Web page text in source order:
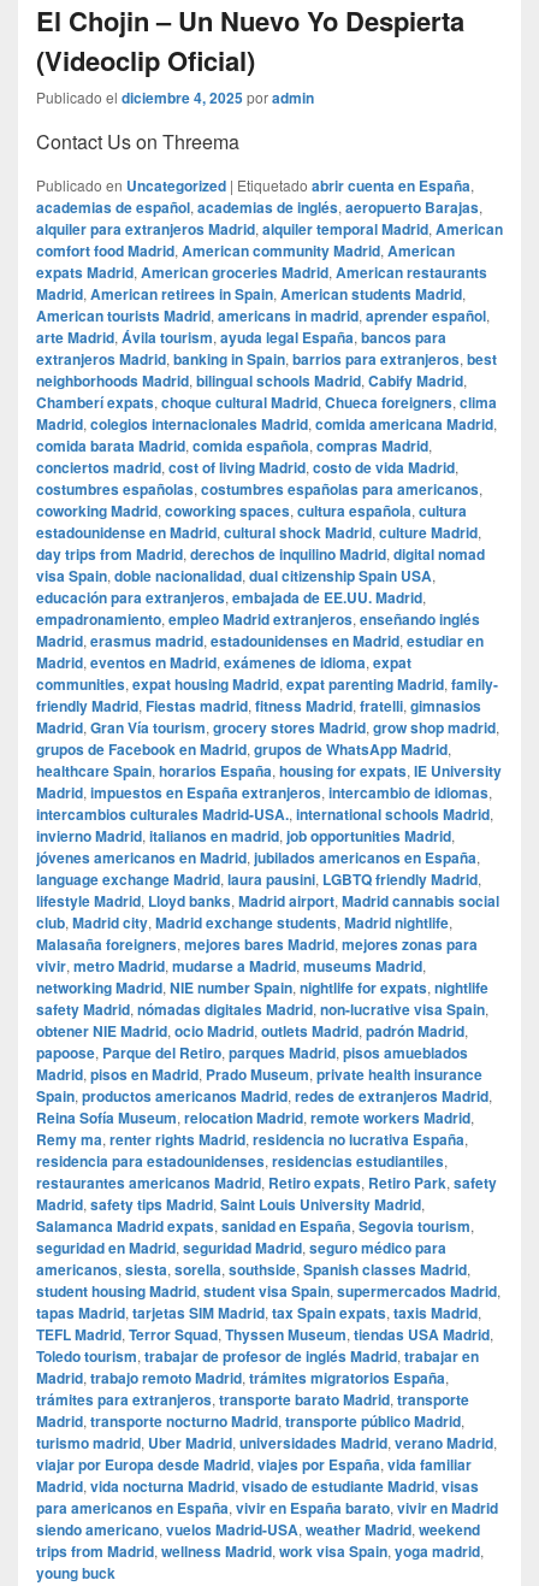
El Chojin – Un Nuevo Yo Despierta
(Videoclip Oficial)
Publicado el diciembre 4, 2025poradmin
Contact Us on Threema
Publicado en Uncategorized | Etiquetado abrir cuenta en España,
academias de español, academias de inglés, aeropuerto Barajas,
alquiler para extranjeros Madrid, alquiler temporal Madrid, American
comfort food Madrid, American community Madrid, American
expats Madrid, American groceries Madrid, American restaurants
Madrid, American retirees in Spain, American students Madrid,
American tourists Madrid, americans in madrid, aprender español,
arte Madrid, Ávila tourism, ayuda legal España, bancos para
extranjeros Madrid, banking in Spain, barrios para extranjeros, best
neighborhoods Madrid, bilingual schools Madrid, Cabify Madrid,
Chamberí expats, choque cultural Madrid, Chueca foreigners, clima
Madrid, colegios internacionales Madrid, comida americana Madrid,
comida barata Madrid, comida española, compras Madrid,
conciertos madrid, cost of living Madrid, costo de vida Madrid,
costumbres españolas, costumbres españolas para americanos,
coworking Madrid, coworking spaces, cultura española, cultura
estadounidense en Madrid, cultural shock Madrid, culture Madrid,
day trips from Madrid, derechos de inquilino Madrid, digital nomad
visa Spain, doble nacionalidad, dual citizenship Spain USA,
educación para extranjeros, embajada de EE.UU. Madrid,
empadronamiento, empleo Madrid extranjeros, enseñando inglés
Madrid, erasmus madrid, estadounidenses en Madrid, estudiar en
Madrid, eventos en Madrid, exámenes de idioma, expat
communities, expat housing Madrid, expat parenting Madrid, family-
friendly Madrid, Fiestas madrid, fitness Madrid, fratelli, gimnasios
Madrid, Gran Vía tourism, grocery stores Madrid, grow shop madrid,
grupos de Facebook en Madrid, grupos de WhatsApp Madrid,
healthcare Spain, horarios España, housing for expats, IE University
Madrid, impuestos en España extranjeros, intercambio de idiomas,
intercambios culturales Madrid-USA., international schools Madrid,
invierno Madrid, italianos en madrid, job opportunities Madrid,
jóvenes americanos en Madrid, jubilados americanos en España,
language exchange Madrid, laura pausini, LGBTQ friendly Madrid,
lifestyle Madrid, Lloyd banks, Madrid airport, Madrid cannabis social
club, Madrid city, Madrid exchange students, Madrid nightlife,
Malasaña foreigners, mejores bares Madrid, mejores zonas para
vivir, metro Madrid, mudarse a Madrid, museums Madrid,
networking Madrid, NIE number Spain, nightlife for expats, nightlife
safety Madrid, nómadas digitales Madrid, non-lucrative visa Spain,
obtener NIE Madrid, ocio Madrid, outlets Madrid, padrón Madrid,
papoose, Parque del Retiro, parques Madrid, pisos amueblados
Madrid, pisos en Madrid, Prado Museum, private health insurance
Spain, productos americanos Madrid, redes de extranjeros Madrid,
Reina Sofía Museum, relocation Madrid, remote workers Madrid,
Remy ma, renter rights Madrid, residencia no lucrativa España,
residencia para estadounidenses, residencias estudiantiles,
restaurantes americanos Madrid, Retiro expats, Retiro Park, safety
Madrid, safety tips Madrid, Saint Louis University Madrid,
Salamanca Madrid expats, sanidad en España, Segovia tourism,
seguridad en Madrid, seguridad Madrid, seguro médico para
americanos, siesta, sorella, southside, Spanish classes Madrid,
student housing Madrid, student visa Spain, supermercados Madrid,
tapas Madrid, tarjetas SIM Madrid, tax Spain expats, taxis Madrid,
TEFL Madrid, Terror Squad, Thyssen Museum, tiendas USA Madrid,
Toledo tourism, trabajar de profesor de inglés Madrid, trabajar en
Madrid, trabajo remoto Madrid, trámites migratorios España,
trámites para extranjeros, transporte barato Madrid, transporte
Madrid, transporte nocturno Madrid, transporte público Madrid,
turismo madrid, Uber Madrid, universidades Madrid, verano Madrid,
viajar por Europa desde Madrid, viajes por España, vida familiar
Madrid, vida nocturna Madrid, visado de estudiante Madrid, visas
para americanos en España, vivir en España barato, vivir en Madrid
siendo americano, vuelos Madrid-USA, weather Madrid, weekend
trips from Madrid, wellness Madrid, work visa Spain, yoga madrid,
young buck